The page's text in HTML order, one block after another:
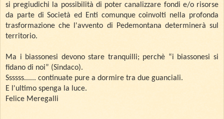
si pregiudichi la possibilità di poter canalizzare fondi e/o risorse
da parte di Società ed Enti comunque coinvolti nella profonda
trasformazione che l'avvento di Pedemontana determinerà sul
territorio.
Ma i biassonesi devono stare tranquilli; perchè “i biassonesi si
fidano di noi” (Sindaco).
Ssssss...... continuate pure a dormire tra due guanciali.
E l'ultimo spenga la luce.
Felice Meregalli